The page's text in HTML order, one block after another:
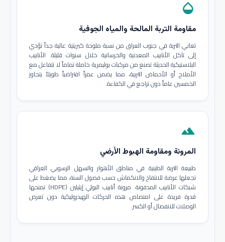
opacity
مقاومة التربة المالحة والمياه الجوفية
تعاني التربة في جنوب العراق من نسبة ملوحة كبريتية عالية جداً تؤدي
إلى تآكل الأنابيب المعدنية والخرسانية خلال سنوات قليلة. الأنابيب
البلاستيكية الحديثة تصنع من مركبات بوليمرية خاملة تماماً لا تتفاعل مع
الأملاح أو الأحماض التربية، مما يضمن عمراً افتراضياً طويلاً يتجاوز
الخمسين عاماً دون تراجع في الكفاءة.
terrain
المرونة ومقاومة الهبوط الأرضي
طبيعة التربة الطينية في مناطق الأهوار والسهل الرسوبي العراقي
تجعلها عرضة للانتفاخ والانكماش حسب فصول السنة، مما يضغط على
شبكات الأنابيب المدفونة. مرونة أنابيب البولي إيثيلين (HDPE) تمنحها
قدرة فريدة على امتصاص هذه الحركات الهيدروليكية دون تعرض
الوصلات للانفصال أو الكسر.